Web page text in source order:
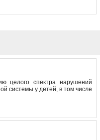
целого спектра нарушений
системы у детей, в том числе